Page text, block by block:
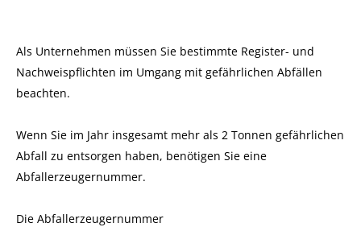
Als Unternehmen müssen Sie bestimmte Register- und
Nachweispflichten im Umgang mit gefährlichen Abfällen
beachten.
Wenn Sie im Jahr insgesamt mehr als 2 Tonnen gefährlichen
Abfall zu entsorgen haben, benötigen Sie eine
Abfallerzeugernummer.
Die Abfallerzeugernummer